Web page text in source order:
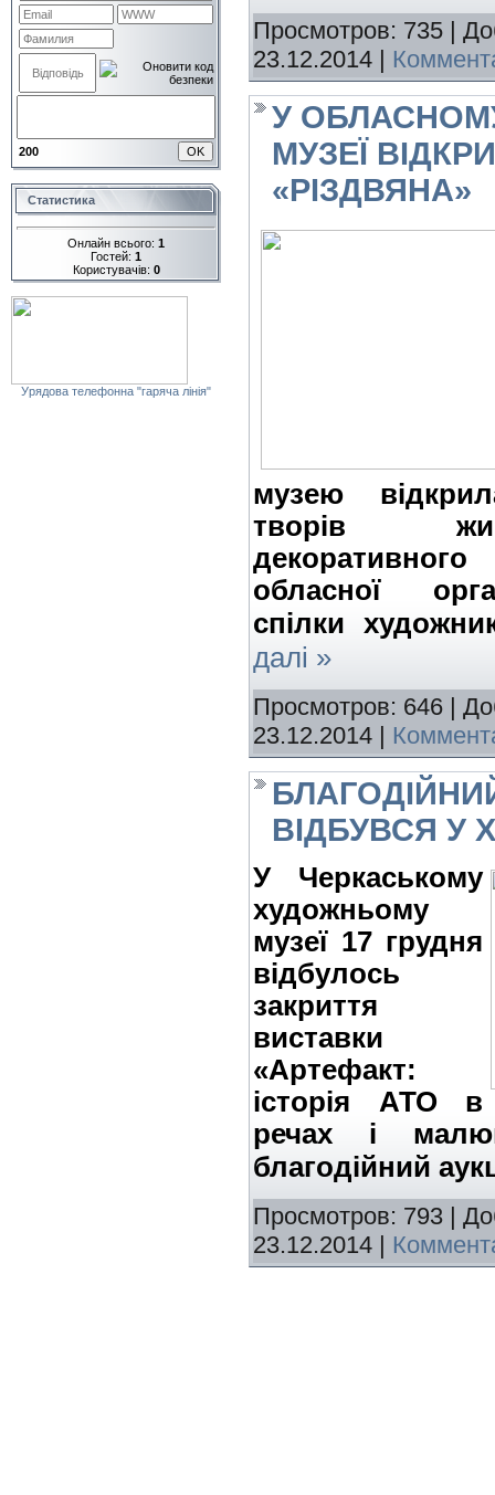
200
Статистика
Онлайн всього: 1
Гостей: 1
Користувачів: 0
Урядова телефонна "гаряча лінія"
Просмотров: 735 |
23.12.2014 |
У
МУЗЕЇ
«РІЗДВЯНА»
музею
творів
декоративного
обласної
спілки
далі »
Просмотров: 646 |
23.12.2014 |
ВІДБУВСЯ У
У Черкаському
художньому
музеї 17 грудня
відбулось
закриття
виставки
«Артефакт:
історія АТО в
речах і
благодійний
Просмотров: 793 |
23.12.2014 |